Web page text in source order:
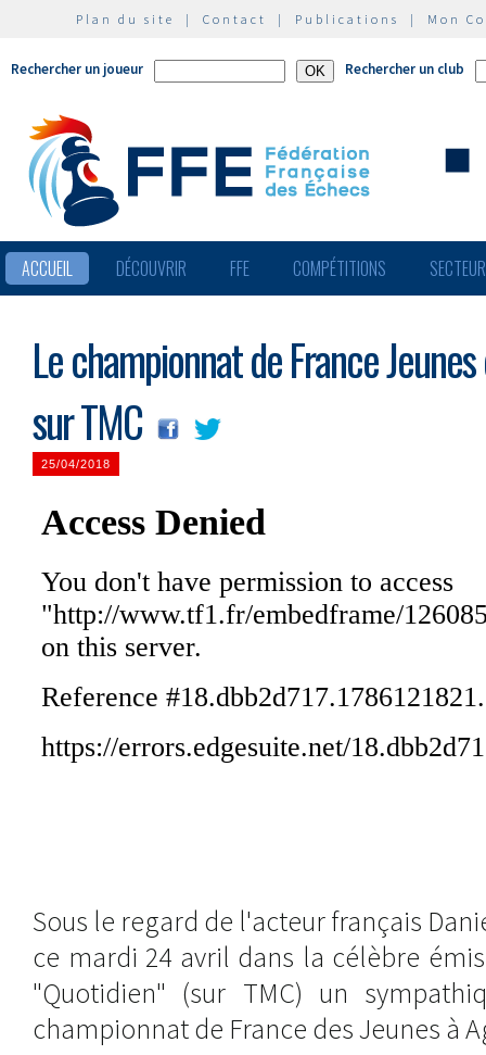
Plan du site | Contact | Publications | Mon
Rechercher un joueur Rechercher un club
ACCUEIL DÉCOUVRIR FFE COMPÉTITIONS
Le championnat de France
sur TMC
25/04/2018
Sous le regard de l'acteur français
ce mardi 24 avril dans la célèbre
"Quotidien" (sur TMC) un
championnat de France des Jeunes à